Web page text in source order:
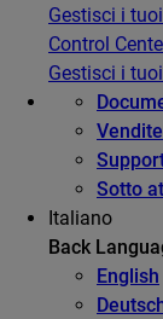
Gestisci i
Control
Gestisci i
Vendite
Sotto
Italiano
Back
English